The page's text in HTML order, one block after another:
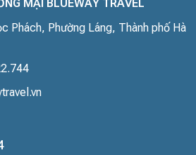
MẠI BLUEWAY TRAVEL
Phách, Phường Láng, Thành phố Hà